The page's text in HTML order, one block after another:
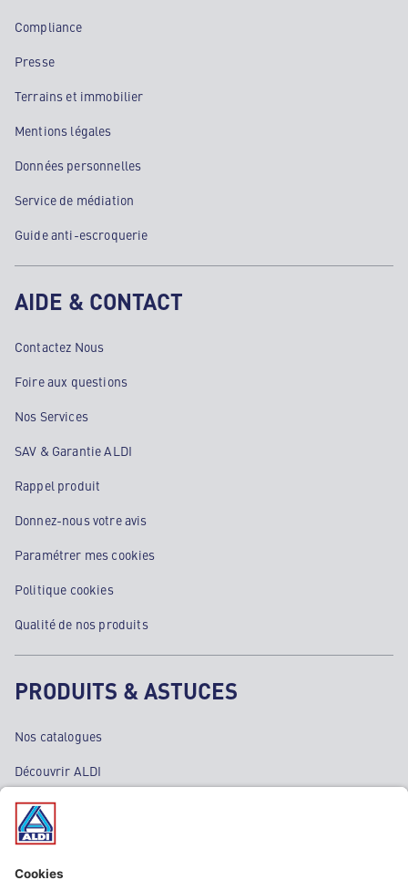
Compliance
Presse
Terrains et immobilier
Mentions légales
Données personnelles
Service de médiation
Guide anti-escroquerie
AIDE & CONTACT
Contactez Nous
Foire aux questions
Nos Services
SAV & Garantie ALDI
Rappel produit
Donnez-nous votre avis
Paramétrer mes cookies
Politique cookies
Qualité de nos produits
PRODUITS & ASTUCES
Nos catalogues
Découvrir ALDI
Nos bons plans
Nos rayons
Nos marques